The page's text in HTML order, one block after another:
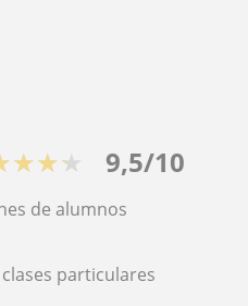
9,5/10
de alumnos
particulares